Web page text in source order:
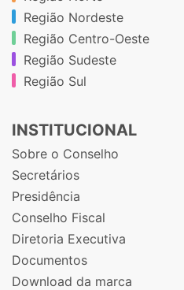
Região Nordeste
Região Centro-Oeste
Região Sudeste
Região Sul
INSTITUCIONAL
Sobre o Conselho
Secretários
Presidência
Conselho Fiscal
Diretoria Executiva
Documentos
Download da marca